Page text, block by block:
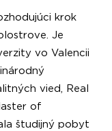
krok
Je
vo Valencii
vied, Real
of
študijný pobyt